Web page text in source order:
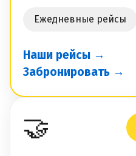
Ежедневные рейсы
Наши рейсы →
Забронировать →
🤝